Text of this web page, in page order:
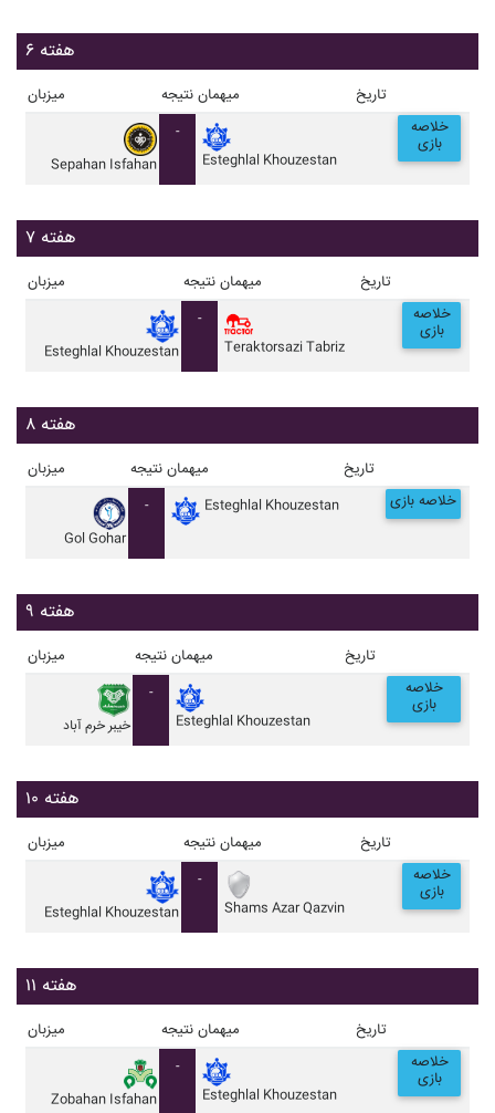
هفته ۶
میزبان نتیجه میهمان تاریخ
Sepahan Isfahan
-
Esteghlal Khouzestan
خلاصه
بازی
هفته ۷
میزبان نتیجه میهمان تاریخ
Esteghlal Khouzestan
-
Teraktorsazi Tabriz
خلاصه
بازی
هفته ۸
میزبان نتیجه میهمان تاریخ
Gol Gohar
- Esteghlal Khouzestan خلاصه بازی
هفته ۹
میزبان نتیجه میهمان تاریخ
خيبر خرم آباد
-
Esteghlal Khouzestan
خلاصه
بازی
هفته ۱۰
میزبان نتیجه میهمان تاریخ
Esteghlal Khouzestan
-
Shams Azar Qazvin
خلاصه
بازی
هفته ۱۱
میزبان نتیجه میهمان تاریخ
Zobahan Isfahan
-
Esteghlal Khouzestan
خلاصه
بازی